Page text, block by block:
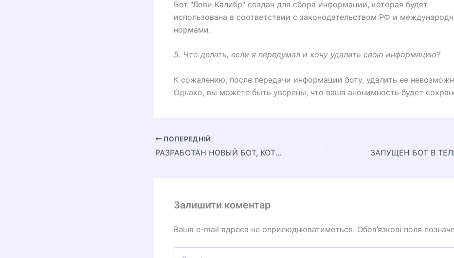
Бот "Лови Калибр" создан для сбора информации, которая будет
использована в соответствии с законодательством РФ и
нормами.
5. Что делать, если я передумал и хочу удалить свою информацию?
К сожалению, после передачи информации боту, удалить ее
Однако, вы можете быть уверены, что ваша анонимность будет
ПОПЕРЕДНІЙ
РАЗРАБОТАН НОВЫЙ БОТ, КОТОРЫЙ ПОЗВОЛИТ ЖИТЕЛЯМ УКРАИНЫ СОТРУДНИЧАТЬ С РФ
Залишити коментар
Ваша e-mail адреса не оприлюднюватиметься. Обов’язкові поля